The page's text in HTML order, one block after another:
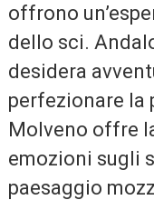
offrono
dello sci.
desidera
perfezionare la
Molveno offre
emozioni sugli
paesaggio